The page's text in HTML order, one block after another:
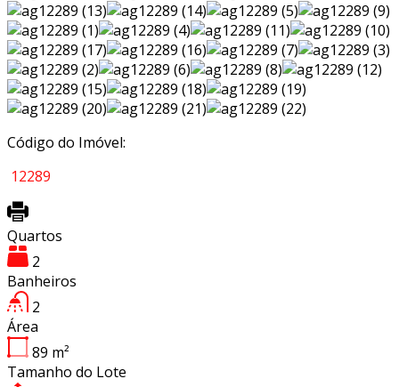
Código do Imóvel:
12289
Quartos
2
Banheiros
2
Área
89 m²
Tamanho do Lote